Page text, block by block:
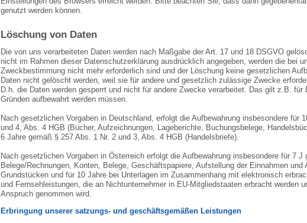
genutzt werden können.
Löschung von Daten
Die von uns verarbeiteten Daten werden nach Maßgabe der Art. 17 und 18 DSGVO
nicht im Rahmen dieser Datenschutzerklärung ausdrücklich angegeben, werden die bei
Zweckbestimmung nicht mehr erforderlich sind und der Löschung keine gesetzlichen
Daten nicht gelöscht werden, weil sie für andere und gesetzlich zulässige Zwecke
D.h. die Daten werden gesperrt und nicht für andere Zwecke verarbeitet. Das gilt z.B.
Gründen aufbewahrt werden müssen.
Nach gesetzlichen Vorgaben in Deutschland, erfolgt die Aufbewahrung insbesondere für
und 4, Abs. 4 HGB (Bücher, Aufzeichnungen, Lageberichte, Buchungsbelege,
6 Jahre gemäß § 257 Abs. 1 Nr. 2 und 3, Abs. 4 HGB (Handelsbriefe).
Nach gesetzlichen Vorgaben in Österreich erfolgt die Aufbewahrung insbesondere für 7
Belege/Rechnungen, Konten, Belege, Geschäftspapiere, Aufstellung der Einnahmen
Grundstücken und für 10 Jahre bei Unterlagen im Zusammenhang mit elektronisch
und Fernsehleistungen, die an Nichtunternehmer in EU-Mitgliedstaaten erbracht werden
Anspruch genommen wird.
Erbringung unserer satzungs- und geschäftsgemäßen Leistungen